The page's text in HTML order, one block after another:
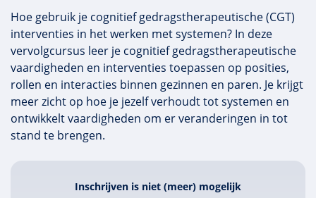
Hoe gebruik je cognitief gedragstherapeutische (CGT)
interventies in het werken met systemen? In deze
vervolgcursus leer je cognitief gedragstherapeutische
vaardigheden en interventies toepassen op posities,
rollen en interacties binnen gezinnen en paren. Je krijgt
meer zicht op hoe je jezelf verhoudt tot systemen en
ontwikkelt vaardigheden om er veranderingen in tot
stand te brengen.
Inschrijven is niet (meer) mogelijk